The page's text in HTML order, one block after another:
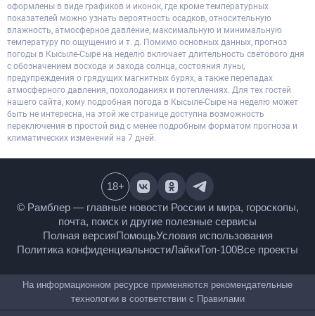
оформлены в виде графиков и иконок, где кроме температурных
показателей можно узнать вероятность осадков, относительную
влажность, атмосферное давление, максимальную и минимальную
температуру по ощущению и т. д. Помимо основных данных, прогноз
погоды в Кысыле-Сыре на неделю включает длительность светового дня
с обозначением восхода и захода солнца, состояния луны,
предупреждения о грядущих магнитных бурях, а также перепадах
атмосферного давления, похолоданиях и потеплениях. Для тех гостей
нашего сайта, кому подробная погода в Кысыле-Сыре на неделю может
быть не интересна, на этой же странице доступна возможность
переключения в простой вид с менее подробным форматом прогноза и
климатических изменений на 7 дней.
© Рамблер — главные новости России и мира,
гороскопы, почта, поиск и другие полезные сервисы
Полная версияПомощьУсловия использования
Политика конфиденциальностиЛайкиТоп-100
18+
На информационном ресурсе применяются
рекомендательные технологии в соответствии сПравилами